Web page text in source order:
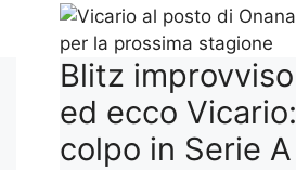
Blitz improvviso
ed ecco Vicario:
colpo in Serie A